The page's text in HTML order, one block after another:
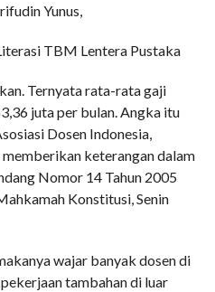
Yunus,
TBM Lentera Pustaka
Ternyata rata-rata gaji
juta per bulan. Angka itu
Dosen Indonesia,
keterangan dalam
Nomor 14 Tahun 2005
Konstitusi, Senin
wajar banyak dosen di
tambahan di luar